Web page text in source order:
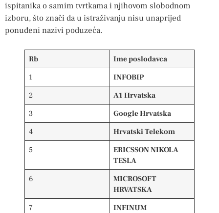
ispitanika o samim tvrtkama i njihovom slobodnom
izboru, što znači da u istraživanju nisu unaprijed
ponuđeni nazivi poduzeća.
Rb
Ime poslodavca
1
INFOBIP
2
A1 Hrvatska
3
Google Hrvatska
4
Hrvatski Telekom
5
ERICSSON NIKOLA
TESLA
6
MICROSOFT
HRVATSKA
7
INFINUM